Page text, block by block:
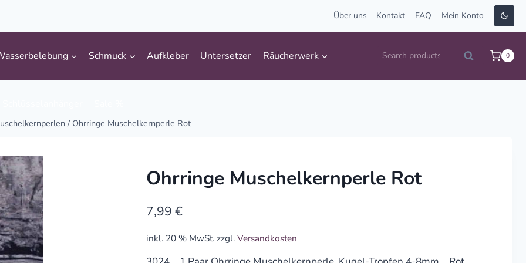
Über uns Kontakt FAQ Mein Konto
Schmuck Aufkleber Untersetzer Räucherwerk
Suche
Search 0
/ Ohrringe Muschelkernperle Rot
Ohrringe Muschelkernperle Rot
7,99 €
inkl. 20 % MwSt. zzgl. Versandkosten